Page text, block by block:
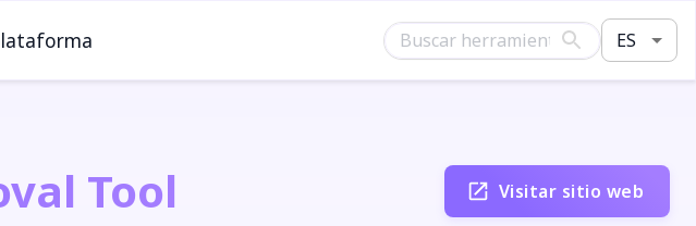
ES
Tool Visitar sitio web